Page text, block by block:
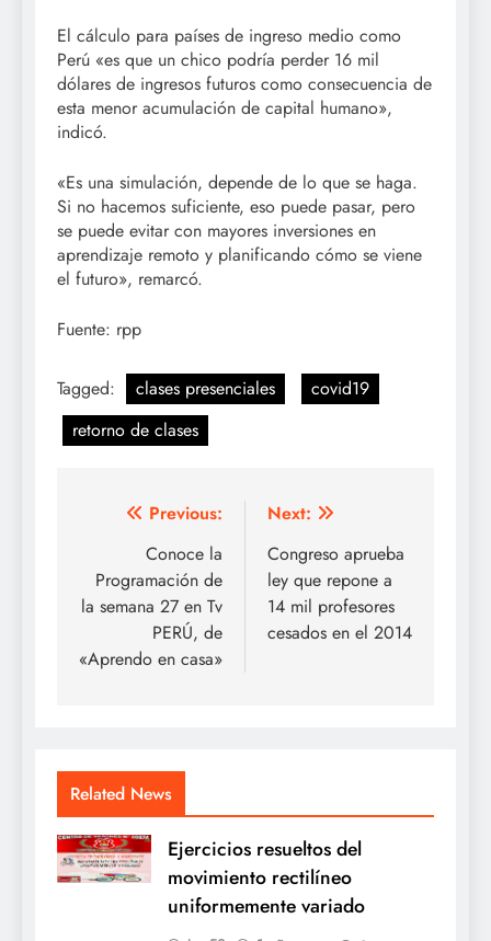
El cálculo para países de ingreso medio como
Perú «es que un chico podría perder 16 mil
dólares de ingresos futuros como consecuencia de
esta menor acumulación de capital humano»,
indicó.
«Es una simulación, depende de lo que se haga.
Si no hacemos suficiente, eso puede pasar, pero
se puede evitar con mayores inversiones en
aprendizaje remoto y planificando cómo se viene
el futuro», remarcó.
Fuente: rpp
Tagged: clases presenciales
covid19
retorno de clases
Navegación
entradas
Previous:
Conoce la
Programación de
la semana 27 en Tv
PERÚ, de
«Aprendo en casa»
Next:
Congreso aprueba
ley que repone a
14 mil profesores
cesados en el 2014
Related News
Ejercicios resueltos del
movimiento rectilíneo
uniformemente variado